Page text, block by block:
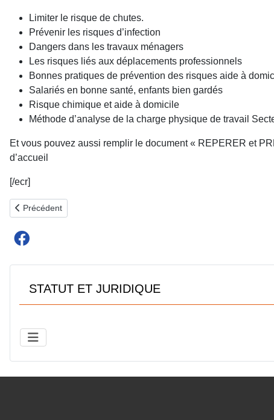
Limiter le risque de chutes.
Prévenir les risques d’infection
Dangers dans les travaux ménagers
Les risques liés aux déplacements professionnels
Bonnes pratiques de prévention des risques aide à
Salariés en bonne santé, enfants bien gardés
Risque chimique et aide à domicile
Méthode d’analyse de la charge physique de travail
Et vous pouvez aussi remplir le document « REPERER et
d’accueil
[/ecr]
Article précédent : La prévention des risques professionnels
Précédent
STATUT ET JURIDIQUE